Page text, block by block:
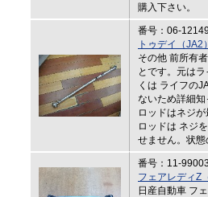
購入下さい。
番号：06-
トゥデイ（
その他 前所有
とです。元は
くは ライフの
ないため詳細
ロッドはネジ
ロッドは ネジ
せません。状
番号：11-
フェアレディZ
日産自動車 フ